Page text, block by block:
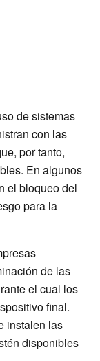
de sistemas
con las
por tanto,
En algunos
el bloqueo del
para la
de las
el cual los
final.
instalen las
disponibles